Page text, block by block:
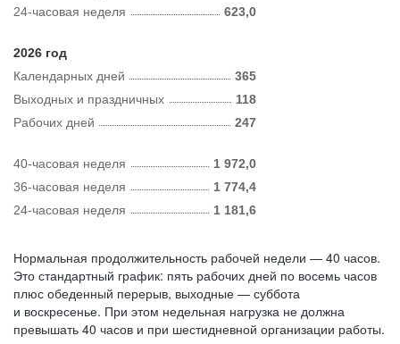
24-часовая неделя
623,0
2026 год
Календарных дней
365
Рабочих дней 247
Выходных и праздничных 118
40-часовая неделя
1 972,0
36-часовая неделя
1 774,4
24-часовая неделя
1 181,6
Нормальная продолжительность рабочей недели — 40 часов.
Это стандартный график: пять рабочих дней по восемь часов
плюс обеденный перерыв, выходные — суббота
и воскресенье. При этом недельная нагрузка не должна
превышать 40 часов и при шестидневной организации работы.